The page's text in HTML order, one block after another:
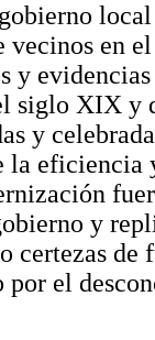
vecinos en
y
siglo XIX
y
la
y
certezas de
por el